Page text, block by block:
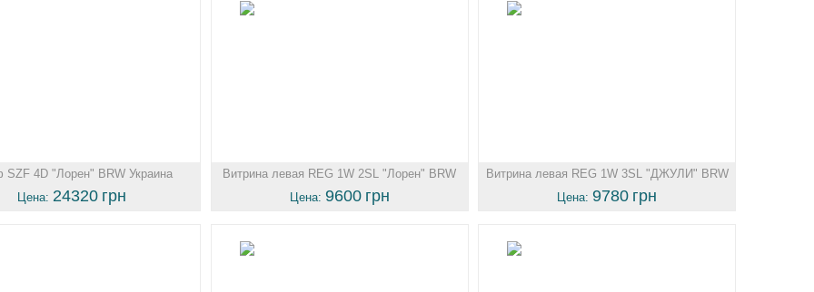
SZF 4D "Лорен" BRW Украина
Цена: 24320 грн
Витрина левая REG 1W 2SL "Лорен" BRW
Украина
Цена: 9600 грн
Витрина левая REG 1W 3SL "ДЖУЛИ" BRW
Украина
Цена:9780 грн